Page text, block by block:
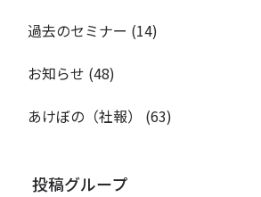
過去のセミナー (14)
お知らせ (48)
あけぼの（社報）
(63)
投稿グループ